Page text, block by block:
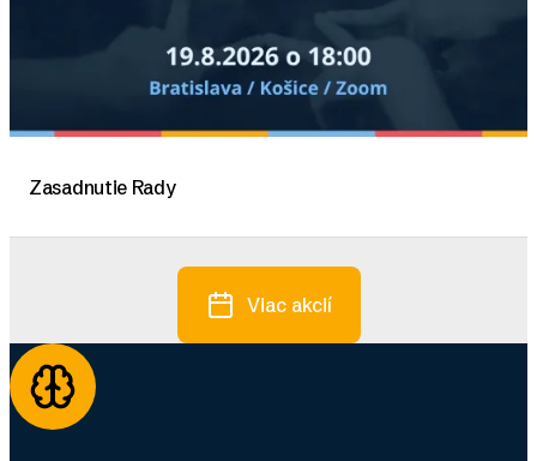
Zasadnutie Rady
Viac akcií